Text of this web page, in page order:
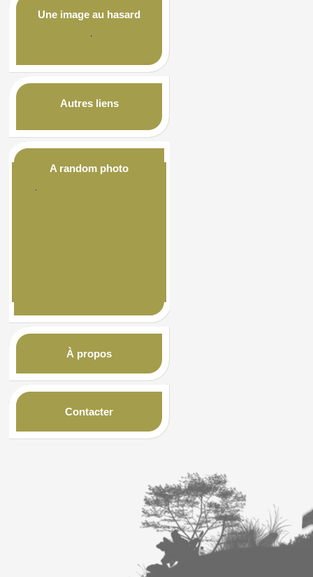
Une image au hasard
Autres liens
A random photo
À propos
Contacter